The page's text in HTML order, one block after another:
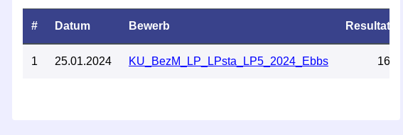
# Datum Bewerb Resultat
1 25.01.2024 KU_BezM_LP_LPsta_LP5_2024_Ebbs 16